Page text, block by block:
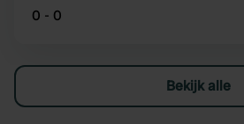
0 - 0
Bekijk alle